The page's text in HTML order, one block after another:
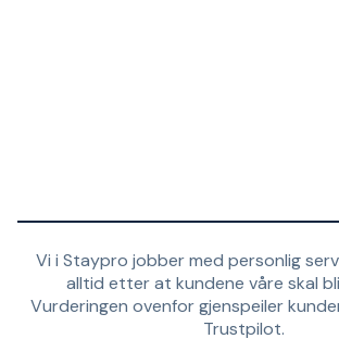
Vi i Staypro jobber med personlig
alltid etter at kundene våre skal
Vurderingen ovenfor gjenspeiler
Trustpilot.